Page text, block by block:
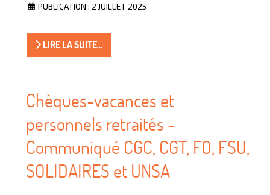
PUBLICATION : 2 JUILLET 2025
LIRE LA SUITE...
Chèques-vacances et
personnels retraités -
Communiqué CGC, CGT, FO, FSU,
SOLIDAIRES et UNSA